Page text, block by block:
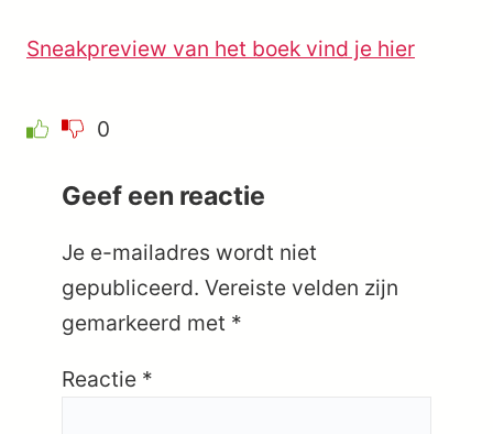
Sneakpreview van het boek vind je hier
0
Geef een reactie
Je e-mailadres wordt niet
gepubliceerd. Vereiste velden zijn
gemarkeerd met *
Reactie *